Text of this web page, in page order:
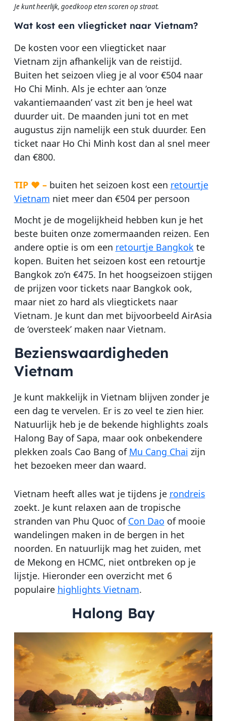
Je kunt heerlijk, goedkoop eten scoren op straat.
Wat kost een vliegticket naar Vietnam?
De kosten voor een vliegticket naar
Vietnam zijn afhankelijk van de reistijd.
Buiten het seizoen vlieg je al voor €504 naar
Ho Chi Minh. Als je echter aan ‘onze
vakantiemaanden’ vast zit ben je heel wat
duurder uit. De maanden juni tot en met
augustus zijn namelijk een stuk duurder. Een
ticket naar Ho Chi Minh kost dan al snel meer
dan €800.
TIP ♥ –buiten het seizoen kost een retourtje
Vietnam niet meer dan €504 per persoon
Mocht je de mogelijkheid hebben kun je het
beste buiten onze zomermaanden reizen. Een
andere optie is om een retourtje Bangkokte
kopen. Buiten het seizoen kost een retourtje
Bangkok zo’n €475. In het hoogseizoen stijgen
de prijzen voor tickets naar Bangkok ook,
maar niet zo hard als vliegtickets naar
Vietnam. Je kunt dan met bijvoorbeeld AirAsia
de ‘oversteek’ maken naar Vietnam.
Bezienswaardigheden
Vietnam
Je kunt makkelijk in Vietnam blijven zonder je
een dag te vervelen. Er is zo veel te zien hier.
Natuurlijk heb je de bekende highlights zoals
Halong Bay of Sapa, maar ook onbekendere
plekken zoals Cao Bang of Mu Cang Chai zijn
het bezoeken meer dan waard.
Vietnam heeft alles wat je tijdens je rondreis
zoekt. Je kunt relaxen aan de tropische
stranden van Phu Quoc of Con Dao of mooie
wandelingen maken in de bergen in het
noorden. En natuurlijk mag het zuiden, met
de Mekong en HCMC, niet ontbreken op je
lijstje. Hieronder een overzicht met 6
populaire highlights Vietnam.
Halong Bay